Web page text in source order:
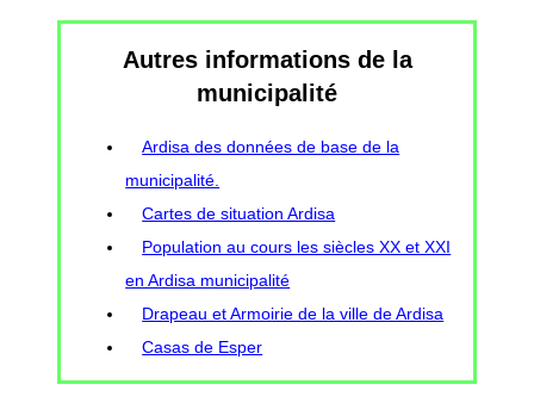
Autres informations de la
municipalité
Ardisa des données de base de la
municipalité.
Cartes de situation Ardisa
Population au cours les siècles XX et XXI
en Ardisa municipalité
Drapeau et Armoirie de la ville de Ardisa
Casas de Esper